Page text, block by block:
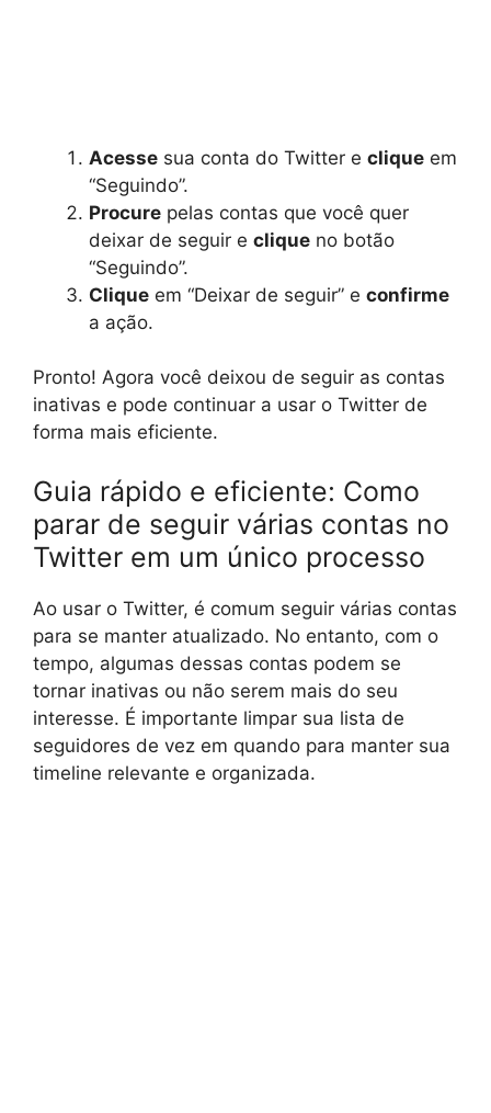
Acesse sua conta do Twitter e clique em
“Seguindo”.
Procure pelas contas que você quer
deixar de seguir e clique no botão
“Seguindo”.
Clique em “Deixar de seguir” e confirme
a ação.
Pronto! Agora você deixou de seguir as contas
inativas e pode continuar a usar o Twitter de
forma mais eficiente.
Guia rápido e eficiente: Como
parar de seguir várias contas no
Twitter em um único processo
Ao usar o Twitter, é comum seguir várias contas
para se manter atualizado. No entanto, com o
tempo, algumas dessas contas podem se
tornar inativas ou não serem mais do seu
interesse. É importante limpar sua lista de
seguidores de vez em quando para manter sua
timeline relevante e organizada.